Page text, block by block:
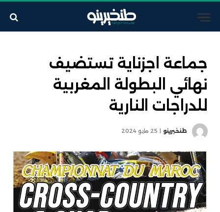
جماعة اجزناية تستضيف
نهائي البطولة المغربية
للدراجات النارية
طنخيرينو 25 مايو 2024